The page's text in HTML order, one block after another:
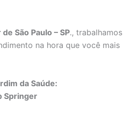
São Paulo – SP., trabalhamos
na hora que você mais
da Saúde:
Springer